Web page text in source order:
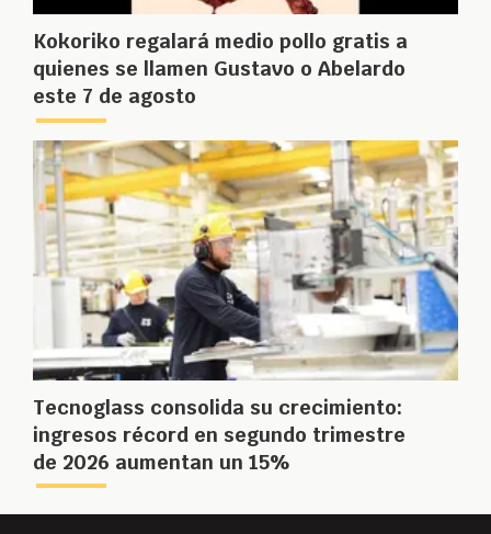
Kokoriko regalará medio pollo gratis a
quienes se llamen Gustavo o Abelardo
este 7 de agosto
Tecnoglass consolida su crecimiento:
ingresos récord en segundo trimestre
de 2026 aumentan un 15%